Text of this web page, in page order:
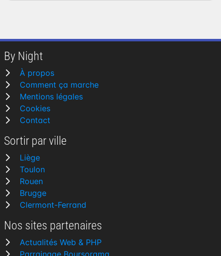
By Night
À propos
Comment ça marche
Mentions légales
Cookies
Contact
Sortir par ville
Liège
Toulon
Rouen
Brugge
Clermont-Ferrand
Nos sites partenaires
Actualités Web & PHP
Parrainage Boursorama